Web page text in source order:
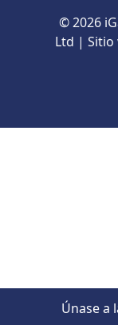
© 2026
Ltd | Sitio
Únase a